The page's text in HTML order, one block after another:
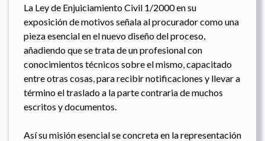
La Ley de Enjuiciamiento Civil 1/2000 en su
exposición de motivos señala al procurador como una
pieza esencial en el nuevo diseño del proceso,
añadiendo que se trata de un profesional con
conocimientos técnicos sobre el mismo, capacitado
entre otras cosas, para recibir notificaciones y llevar a
término el traslado a la parte contraria de muchos
escritos y documentos.
Así su misión esencial se concreta en la representación